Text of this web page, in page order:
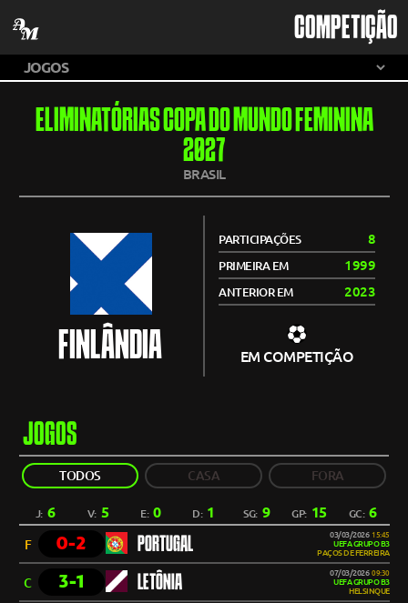
COMPETIÇÃO
ELIMINATÓRIAS COPA DO MUNDO FEMININA
2027
BRASIL
FINLÂNDIA
PARTICIPAÇÕES 8
PRIMEIRA EM 1999
ANTERIOR EM 2023
EM COMPETIÇÃO
JOGOS
TODOS CASA FORA
J: 6 V: 5 E:0 D: 1 SG: 9 GP: 15 GC: 6
F 0-2 PORTUGAL 03/03/2026 15:45
UEFA GRUPO B3
PAÇOS DE FERREIRA
C 3-1 LETÔNIA 07/03/2026 09:30
UEFA GRUPO B3
HELSINQUE